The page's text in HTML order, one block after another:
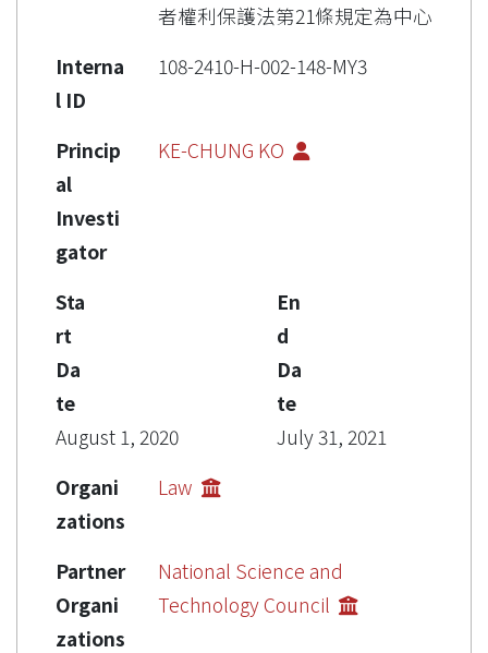
者權利保護法第21條規定為中心
Interna
l ID
108-2410-H-002-148-MY3
Princip
al
Investi
gator
KE-CHUNG KO
Sta
rt
Da
te
August 1, 2020
En
d
Da
te
July 31, 2021
Organi
zations
Law
Partner
Organi
zations
National Science and
Technology Council